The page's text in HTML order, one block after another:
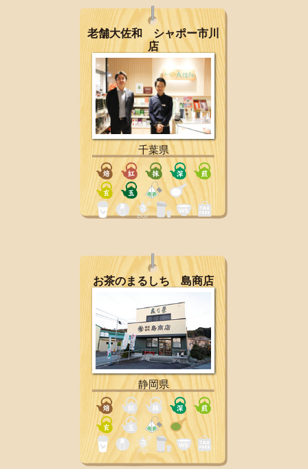
老舗大佐和 シャポー市川
店
千葉県
お茶のまるしち 島商店
静岡県